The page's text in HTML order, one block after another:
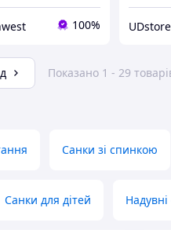
100%
Показано 1 - 29
Санки зі спинкою
Санки для дітей